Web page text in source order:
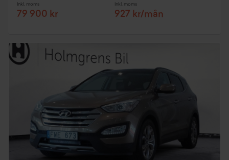
Inkl. moms
79 900 kr
Inkl. moms
927 kr/mån